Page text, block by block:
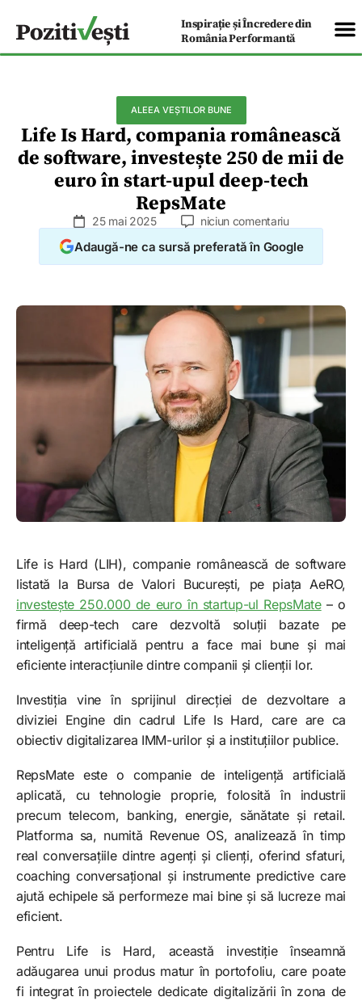
Inspirație și Încredere din
România Performantă
ALEEA VEȘTILOR BUNE
Life Is Hard, compania românească
de software, investește 250 de mii de
euro în start-upul deep-tech
RepsMate
25 mai 2025 niciun comentariu
Adaugă-ne ca sursă preferată în Google
Life is Hard (LIH), companie românească de software
listată la Bursa de Valori București, pe piața AeRO,
investește 250.000 de euro în startup-ul RepsMate– o
firmă deep-tech care dezvoltă soluții bazate pe
inteligență artificială pentru a face mai bune și mai
eficiente interacțiunile dintre companii și clienții lor.
Investiția vine în sprijinul direcției de dezvoltare a
diviziei Engine din cadrul Life Is Hard, care are ca
obiectiv digitalizarea IMM-urilor și a instituțiilor publice.
RepsMate este o companie de inteligență artificială
aplicată, cu tehnologie proprie, folosită în industrii
precum telecom, banking, energie, sănătate și retail.
Platforma sa, numită Revenue OS, analizează în timp
real conversațiile dintre agenți și clienți, oferind sfaturi,
coaching conversațional și instrumente predictive care
ajută echipele să performeze mai bine și să lucreze mai
eficient.
Pentru Life is Hard, această investiție înseamnă
adăugarea unui produs matur în portofoliu, care poate
fi integrat în proiectele dedicate digitalizării în zona de